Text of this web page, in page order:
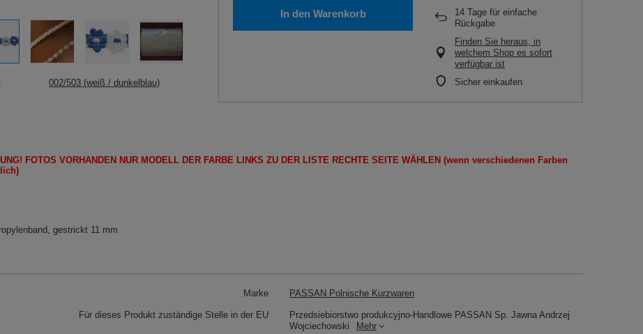
In den Warenkorb
14 Tage für einfache
Rückgabe
Finden Sie heraus, in
welchem Shop es sofort
verfügbar ist
Sicher einkaufen
002/503 (weiß / dunkelblau)
FOTOS VORHANDEN NUR MODELL DER FARBE LINKS ZU DER LISTE RECHTE SEITE WÄHLEN (wenn verschiedenen Farben
)
gestrickt 11 mm
Marke PASSAN Polnische Kurzwaren
Für dieses Produkt zuständige Stelle in der EU
Przedsiebiorstwo produkcyjno-Handlowe PASSAN Sp. Jawna Andrzej
Wojciechowski
Mehr